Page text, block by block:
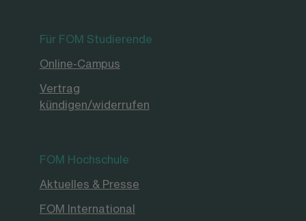
Für FOM Studierende
Online-Campus
Vertrag
kündigen/widerrufen
FOM Hochschule
Aktuelles & Presse
FOM International